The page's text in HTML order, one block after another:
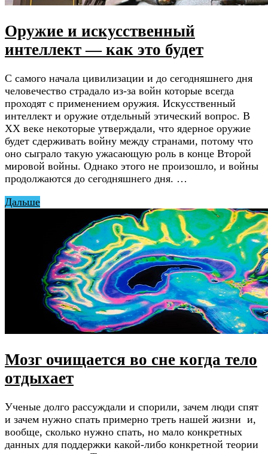
Оружие и искусственный
интеллект — как это будет
С самого начала цивилизации и до сегодняшнего дня
человечество страдало из-за войн которые всегда
проходят с применением оружия. Искусственный
интеллект и оружие отдельный этический вопрос. В
XX веке некоторые утверждали, что ядерное оружие
будет сдерживать войну между странами, потому что
оно сыграло такую ужасающую роль в конце Второй
мировой войны. Однако этого не произошло, и войны
продолжаются до сегодняшнего дня. …
Дальше
Мозг очищается во сне когда тело
отдыхает
Ученые долго рассуждали и спорили, зачем люди спят
и зачем нужно спать примерно треть нашей жизни и,
вообще, сколько нужно спать, но мало конкретных
данных для поддержки какой-либо конкретной теории